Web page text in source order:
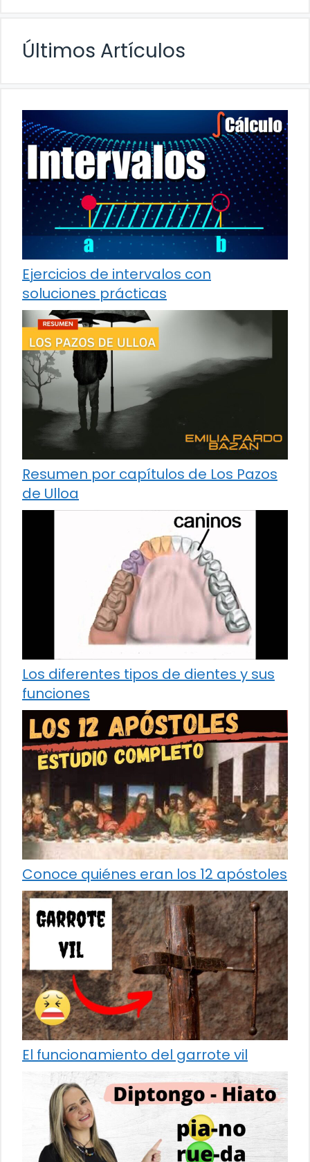
Últimos Artículos
Ejercicios de intervalos con
soluciones prácticas
Resumen por capítulos de Los Pazos
de Ulloa
Los diferentes tipos de dientes y sus
funciones
Conoce quiénes eran los 12 apóstoles
El funcionamiento del garrote vil